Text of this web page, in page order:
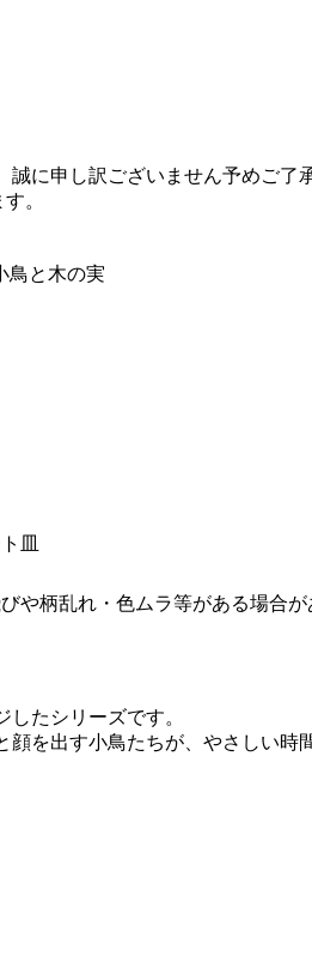
に申し訳ございません予めご了
。
鳥と木の実
皿
や柄乱れ・色ムラ等がある場合が
たシリーズです。
を出す小鳥たちが、やさしい時